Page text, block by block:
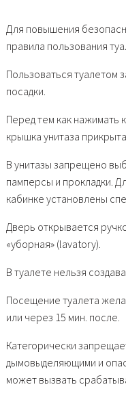
Для повышения
правила пользования
Пользоваться туалетом
посадки.
Перед тем как нажимать
крышка унитаза прикрыта.
В унитазы запрещено
памперсы и прокладки.
кабинке установлены
Дверь открывается
«уборная» (lavatory).
В туалете нельзя
Посещение туалета
или через 15 мин. после.
Категорически
дымовыделяющими и
может вызвать